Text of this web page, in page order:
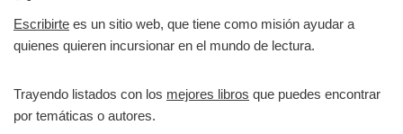
Escribirte es un sitio web, que tiene como misión ayudar a
quienes quieren incursionar en el mundo de lectura.
Trayendo listados con los mejores libros que puedes encontrar
por temáticas o autores.